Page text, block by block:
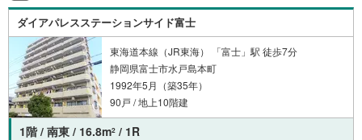
ダイアパレスステーションサイド富士
東海道本線（JR東海） 「富士」駅 徒歩7分
静岡県富士市水戸島本町
1992年5月（築35年）
90戸 / 地上10階建
1階 / 南東 / 16.8m2 / 1R